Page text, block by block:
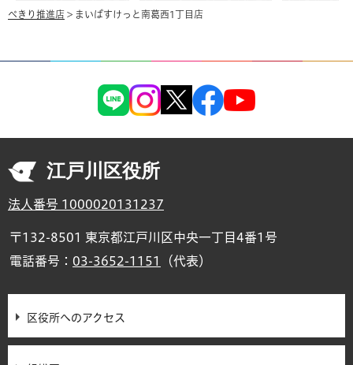
べきり推進店 > まいばすけっと南葛西1丁目店
江戸川区役所
法人番号 1000020131237
〒132-8501 東京都江戸川区中央一丁目4番1号
電話番号： 03-3652-1151 （代表）
区役所へのアクセス